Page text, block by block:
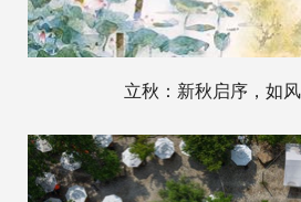
立秋：新秋启序，如